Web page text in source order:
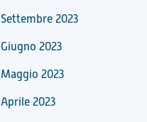
Settembre 2023
Giugno 2023
Maggio 2023
Aprile 2023